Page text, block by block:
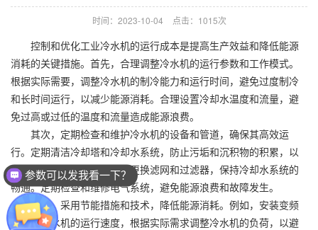
时间：2023-10-04 点击：1015次
控制和优化工业冷水机的运行成本是提高生产效益和降低能源
消耗的关键措施。首先，合理调整冷水机的运行参数和工作模式。
根据实际需要，调整冷水机的制冷能力和运行时间，避免过度制冷
和长时间运行，以减少能源消耗。合理设置冷却水温度和流量，避
免过高或过低的温度和流量造成能源浪费。
其次，定期检查和维护冷水机的设备和管道，确保其高效运
行。定期清洁冷却塔和冷却水系统，防止污垢和沉积物的积累，以
保持良好的散热效果。定期更换滤网和过滤器，保持冷却水系统的
畅通。定期检查和维修电气系统，避免能源浪费和故障发生。
另外，采用节能措施和技术，降低能源消耗。例如，安装变频
器调节冷水机的运行速度，根据实际需求调整冷水机的负荷，以避
参数可以发我看一下？